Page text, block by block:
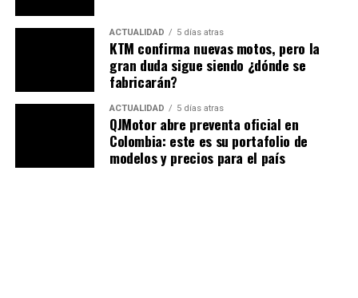
La motocicleta tiene el mismo motor monocilíndrico de
313 cc que genera de potencia
un par máximo de 28 Nm a 7700 rpm
. El mismo viene
acoplado a una caja de cambios de 6 velocidades con
embrague antirrebote.
ACTUALIDAD 5 días atras
KTM confirma nuevas motos, pero la
gran duda sigue siendo ¿dónde se
fabricarán?
ACTUALIDAD 5 días atras
QJMotor abre preventa oficial en
Colombia: este es su portafolio de
modelos y precios para el país